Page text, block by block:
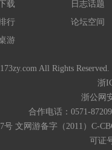
载
行
游
日志话题
论坛空间
All Rights
浙
浙公网
合作电话：0571-
号 文网游备字（2011）C-
可证